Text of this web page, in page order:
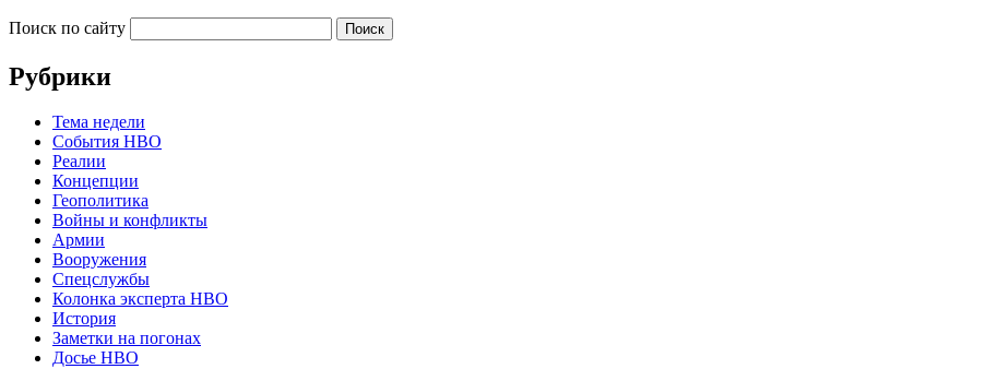
Поиск по сайту
Рубрики
Тема недели
События НВО
Реалии
Концепции
Геополитика
Войны и конфликты
Армии
Вооружения
Спецслужбы
Колонка эксперта НВО
История
Заметки на погонах
Досье НВО